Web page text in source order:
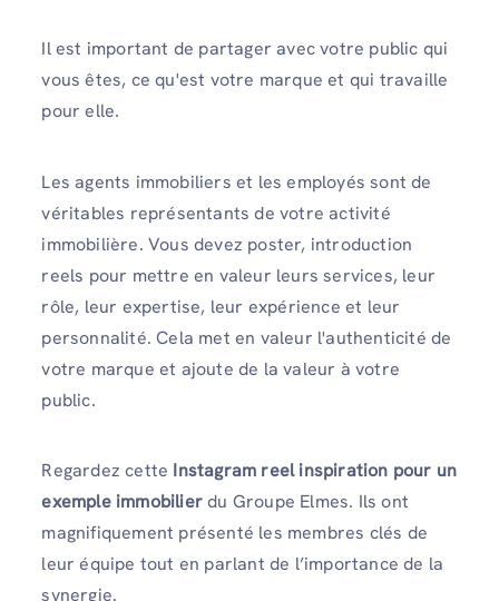
Il est important de partager avec votre public qui
vous êtes, ce qu'est votre marque et qui travaille
pour elle.
Les agents immobiliers et les employés sont de
véritables représentants de votre activité
immobilière. Vous devez poster, introduction
reels pour mettre en valeur leurs services, leur
rôle, leur expertise, leur expérience et leur
personnalité. Cela met en valeur l'authenticité de
votre marque et ajoute de la valeur à votre
public.
Regardez cette Instagram reel inspiration pour un
exemple immobilierdu Groupe Elmes. Ils ont
magnifiquement présenté les membres clés de
leur équipe tout en parlant de l’importance de la
synergie.